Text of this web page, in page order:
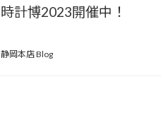
時計博2023開催中！
静岡本店 Blog